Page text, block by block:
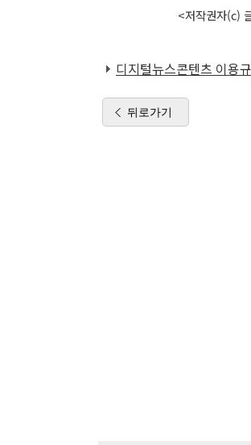
<저작권자(c)
디지털뉴스콘텐츠 이용
뒤로가기